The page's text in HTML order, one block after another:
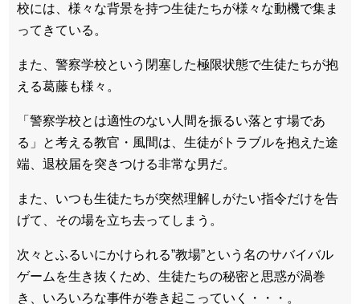
校には、様々な背景を持つ生徒たちが様々な動機で集ま
ってきている。
また、警察学校という閉塞した極限状態で生徒たちが抱
える葛藤も様々。
「警察学校とは適性のない人間を振るい落とす場であ
る」と考える教官・風間は、生徒がトラブルを抱えた途
端、退校届を突きつける非常な男だ。
また、いつも生徒たちが突然理解しがたい指令だけを告
げて、その場を立ち去ってしまう。
次々とふるいにかけられる”教場”という名のサバイバル
ゲームを生き抜くため、生徒たちの秘密と思惑が渦巻
き、いろいろな事件が巻き起こっていく・・・。